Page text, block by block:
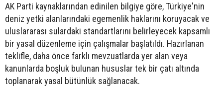
AK Parti kaynaklarından edinilen bilgiye göre, Türkiye'nin
deniz yetki alanlarındaki egemenlik haklarını koruyacak ve
uluslararası sulardaki standartlarını belirleyecek kapsamlı
bir yasal düzenleme için çalışmalar başlatıldı. Hazırlanan
teklifle, daha önce farklı mevzuatlarda yer alan veya
kanunlarda boşluk bulunan hususlar tek bir çatı altında
toplanarak yasal bütünlük sağlanacak.